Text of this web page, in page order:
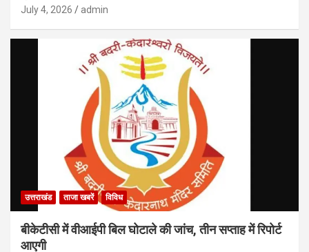
July 4, 2026 admin
उत्तराखंड ताजा खबरें विविध
बीकेटीसी में वीआईपी बिल घोटाले की जांच, तीन सप्ताह में रिपोर्ट
आएगी